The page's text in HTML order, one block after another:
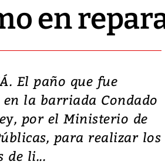
en
El paño que fue
la barriada Condado
por el Ministerio de
para realizar los
de li...
Video: Lula lanza su
candidatura con
promesas de inversión
en defensa, educación y
tierras raras